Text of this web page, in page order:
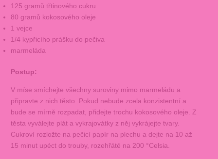
125 gramů třtinového cukru
80 gramů kokosového oleje
1 vejce
1/4 kypřicího prášku do pečiva
marmeláda
Postup:
V míse smíchejte všechny suroviny mimo marmeládu a
připravte z nich těsto. Pokud nebude zcela konzistentní a
bude se mírně rozpadat, přidejte trochu kokosového oleje. Z
těsta vyválejte plát a vykrajovátky z něj vykrájejte tvary.
Cukroví rozložte na pečicí papír na plechu a dejte na 10 až
15 minut upéct do trouby, rozehřáté na 200 °Celsia.